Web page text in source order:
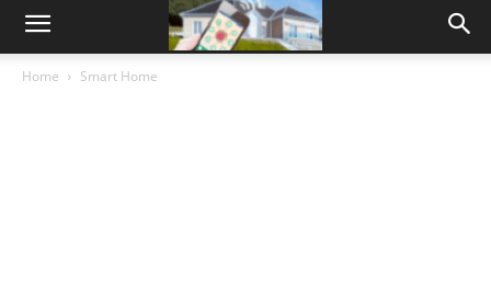
Home Smart Home